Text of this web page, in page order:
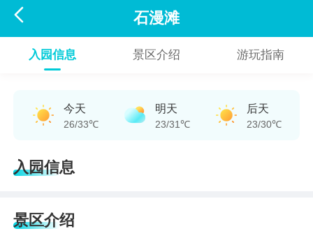
 石漫滩
入园信息 景区介绍 游玩指南
今天
26/33℃
明天
23/31℃
后天
23/30℃
入园信息
景区介绍